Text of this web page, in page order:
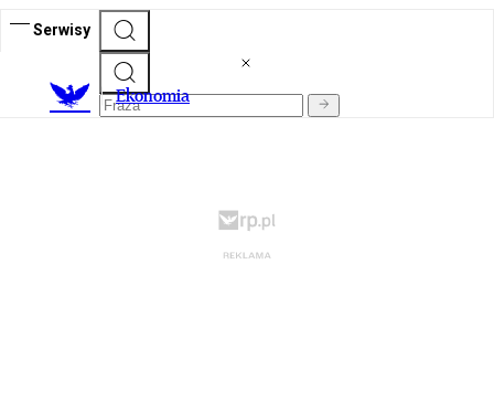
Serwisy
Ekonomia